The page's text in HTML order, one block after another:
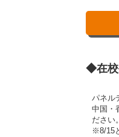
◆在校
パネル
中国・
ださい
※8/15